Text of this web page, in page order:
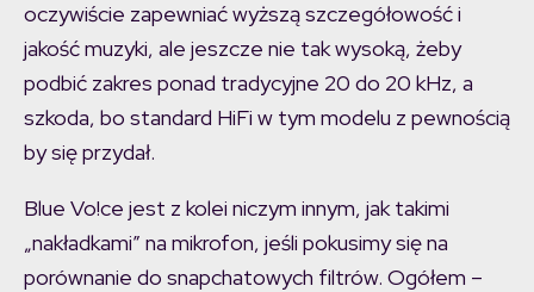
oczywiście zapewniać wyższą szczegółowość i
jakość muzyki, ale jeszcze nie tak wysoką, żeby
podbić zakres ponad tradycyjne 20 do 20 kHz, a
szkoda, bo standard HiFi w tym modelu z pewnością
by się przydał.
Blue Vo!ce jest z kolei niczym innym, jak takimi
„nakładkami” na mikrofon, jeśli pokusimy się na
porównanie do snapchatowych filtrów. Ogółem –